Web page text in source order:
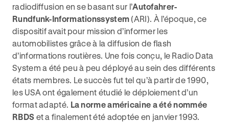
radiodiffusion en se basant sur l’Autofahrer-
Rundfunk-Informationssystem (ARI). À l’époque, ce
dispositif avait pour mission d’informer les
automobilistes grâce à la diffusion de flash
d’informations routières. Une fois conçu, le Radio Data
System a été peu à peu déployé au sein des différents
états membres. Le succès fut tel qu’à partir de 1990,
les USA ont également étudié le déploiement d’un
format adapté. La norme américaine a été nommée
RBDS et a finalement été adoptée en janvier 1993.